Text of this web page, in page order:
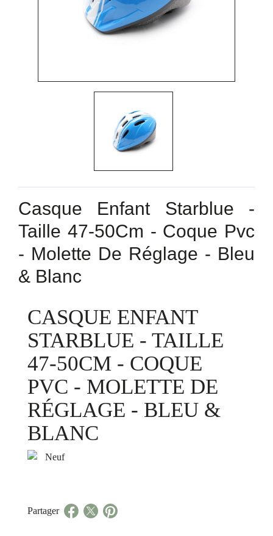
Casque Enfant Starblue -
Taille 47-50Cm - Coque Pvc
- Molette De Réglage - Bleu
& Blanc
CASQUE ENFANT
STARBLUE - TAILLE
47-50CM - COQUE
PVC - MOLETTE DE
RÉGLAGE - BLEU &
BLANC
Neuf
Partager